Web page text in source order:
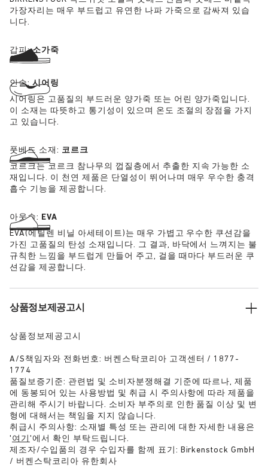
가장자리는 매우 부드럽고 유연한 나파 가죽으로 감싸져 있습
니다.
갑피:소가죽
인솔:시어링
시어링은 고품질의 부드러운 양가죽 또는 어린 양가죽입니다.
이 소재는 따뜻하고 통기성이 있으며 온도 조절의 장점을 가지
고 있습니다.
풋베드 소재: 코르크
코르크는 코르크 참나무의 껍질층에서 추출한 지속 가능한 소
재입니다. 이 천연 제품은 단열성이 뛰어나며 매우 우수한 충격
흡수 기능을 제공합니다.
아웃솔: EVA
EVA(에틸렌 비닐 아세테이트)는 매우 가볍고 우수한 쿠션감을
가진 고품질의 탄성 소재입니다. 그 결과, 바닥에서 느껴지는 불
규칙한 느낌을 부드럽게 만들어 주고, 걸을 때마다 부드러운 쿠
션감을 제공합니다.
상품정보제공고시
상품정보제공고시
A/S책임자와 전화번호: 버켄스탁코리아 고객센터 / 1877-
1774
품질보증기준: 관련법 및 소비자분쟁해결 기준에 따르나, 제품
에 동봉되어 있는 사용방법 및 취급 시 주의사항에 따라 제품을
관리해 주시기 바랍니다. 소비자 부주의로 인한 품질 이상 및 변
형에 대해서는 책임을 지지 않습니다.
취급시 주의사항: 소재별 특성 또는 관리에 대한 자세한 내용은
' 여기 '에서 확인 부탁드립니다.
제조자/수입품의 경우 수입자를 함께 표기: Birkenstock GmbH
/ 버켄스탁코리아 유한회사